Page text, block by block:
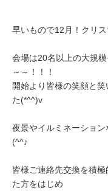
早いもので12月！クリ
会場は20名以上の大規
～～！！！
開始より皆様の笑顔と
た(*^^)v
夜景やイルミネーショ
(^^♪
皆様ご連絡先交換を積
た方をはじめ